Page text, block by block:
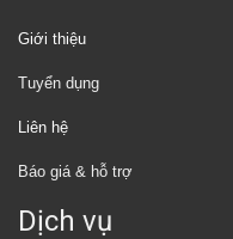
Giới thiệu
Tuyển dụng
Liên hệ
Báo giá & hỗ trợ
Dịch vụ